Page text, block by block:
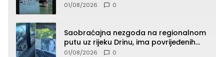
01/08/2026 0
Saobraćajna nezgoda na regionalnom
putu uz rijeku Drinu, ima povrijeđenih
lica (FOTO)
01/08/2026 0